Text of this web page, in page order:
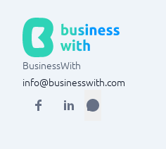
BusinessWith
info@businesswith.com